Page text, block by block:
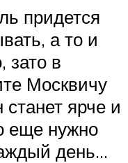
придется
а то и
зато в
Москвичу
ярче и
еще нужно
день…